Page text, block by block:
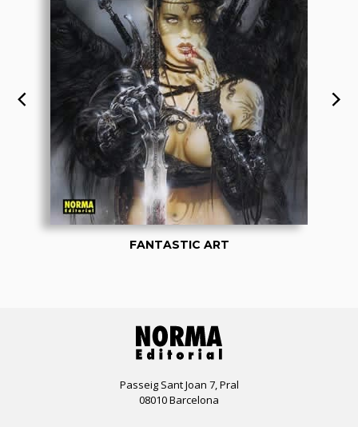
FANTASTIC ART
Passeig Sant Joan 7, Pral
08010 Barcelona